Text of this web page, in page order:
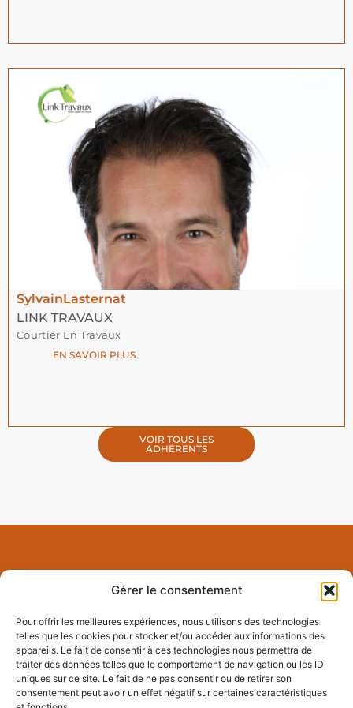
Gérer le consentement
Pour offrir les meilleures expériences, nous utilisons des technologies
telles que les cookies pour stocker et/ou accéder aux informations des
appareils. Le fait de consentir à ces technologies nous permettra de
traiter des données telles que le comportement de navigation ou les ID
uniques sur ce site. Le fait de ne pas consentir ou de retirer son
consentement peut avoir un effet négatif sur certaines caractéristiques
SylvainLasternat
LINK TRAVAUX
Courtier En Travaux
EN SAVOIR PLUS
VOIR TOUS LES
ADHÉRENTS
Le réseau des entrepreneurs qui font du business à la cool dans
l’Est Var.